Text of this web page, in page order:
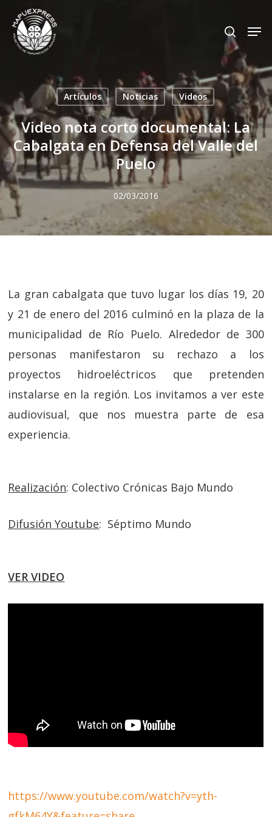
Skip
main
search
Artículos Noticias Videos
Video nota corto documental: La
Cabalgata en Defensa del Valle del
Puelo
02/03/2016
La gran cabalgata que tuvo lugar los días 19, 20
y 21 de enero del 2016 culminó en la plaza de la
municipalidad de Río Puelo. Alrededor de 300
personas manifestaron su rechazo a los
proyectos hidroeléctricos que pretenden
instalarse en la región. Los invitamos a ver este
audiovisual, que nos muestra parte de esa
experiencia.
Realización: Colectivo Crónicas Bajo Mundo
Difusión Youtube: Séptimo Mundo
VER VIDEO
https://www.youtube.com/watch?v=yth-
Close
Menu